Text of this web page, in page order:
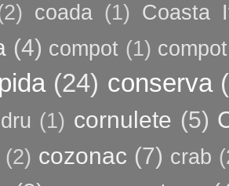
coada (1) Coasta
(4) compot (1)
(24) conserva
(1) cornulete (5)
(2) cozonac (7) crab